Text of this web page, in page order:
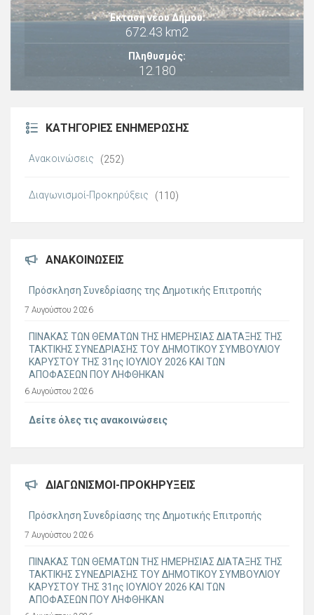
Έκταση νέου Δήμου:
672.43 km2
Πληθυσμός:
12.180
ΚΑΤΗΓΟΡΊΕΣ ΕΝΗΜΈΡΩΣΗΣ
Ανακοινώσεις (252)
Διαγωνισμοί-Προκηρύξεις (110)
ΑΝΑΚΟΙΝΏΣΕΙΣ
Πρόσκληση Συνεδρίασης της Δημοτικής Επιτροπής
7 Αυγούστου 2026
ΠΙΝΑΚΑΣ ΤΩΝ ΘΕΜΑΤΩΝ ΤΗΣ ΗΜΕΡΗΣΙΑΣ ΔΙΑΤΑΞΗΣ ΤΗΣ
ΤΑΚΤΙΚΗΣ ΣΥΝΕΔΡΙΑΣΗΣ ΤΟΥ ΔΗΜΟΤΙΚΟΥ ΣΥΜΒΟΥΛΙΟΥ
ΚΑΡΥΣΤΟΥ ΤΗΣ 31ης ΙΟΥΛΙΟΥ 2026 ΚΑΙ ΤΩΝ
ΑΠΟΦΑΣΕΩΝ ΠΟΥ ΛΗΦΘΗΚΑΝ
6 Αυγούστου 2026
Δείτε όλες τις ανακοινώσεις
ΔΙΑΓΩΝΙΣΜΟΊ-ΠΡΟΚΗΡΎΞΕΙΣ
Πρόσκληση Συνεδρίασης της Δημοτικής Επιτροπής
7 Αυγούστου 2026
ΠΙΝΑΚΑΣ ΤΩΝ ΘΕΜΑΤΩΝ ΤΗΣ ΗΜΕΡΗΣΙΑΣ ΔΙΑΤΑΞΗΣ ΤΗΣ
ΤΑΚΤΙΚΗΣ ΣΥΝΕΔΡΙΑΣΗΣ ΤΟΥ ΔΗΜΟΤΙΚΟΥ ΣΥΜΒΟΥΛΙΟΥ
ΚΑΡΥΣΤΟΥ ΤΗΣ 31ης ΙΟΥΛΙΟΥ 2026 ΚΑΙ ΤΩΝ
ΑΠΟΦΑΣΕΩΝ ΠΟΥ ΛΗΦΘΗΚΑΝ